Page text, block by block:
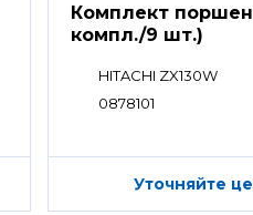
Комплект
компл./9 шт.)
HITACHI ZX130W
0878101
Уточняйте